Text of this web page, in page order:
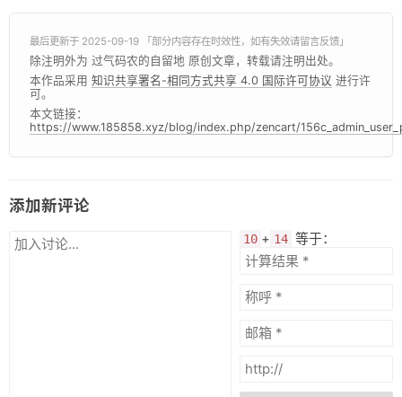
最后更新于 2025-09-19 「部分内容存在时效性，如有失效请留言反馈」
除注明外为 过气码农的自留地 原创文章，转载请注明出处。
本作品采用 知识共享署名-相同方式共享 4.0 国际许可协议 进行许
可。
本文链接：
https://www.185858.xyz/blog/index.php/zencart/
添加新评论
10 + 14 等于：